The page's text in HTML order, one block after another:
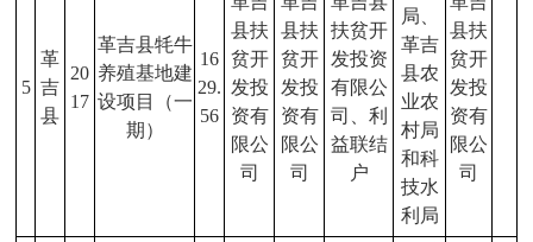
5
革
吉
县
20
17
革吉县牦牛
养殖基地建
设项目（一
期）
16
29.
56
县扶
贫开
发投
资有
限公
司
县扶
贫开
发投
资有
限公
司
扶贫开
发投资
有限公
司、利
益联结
户
局、
革吉
县农
业农
村局
和科
技水
利局
县扶
贫开
发投
资有
限公
司